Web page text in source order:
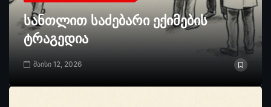
სანთლით საძებარი ექიმების
ტრაგედია
მაისი 12, 2026